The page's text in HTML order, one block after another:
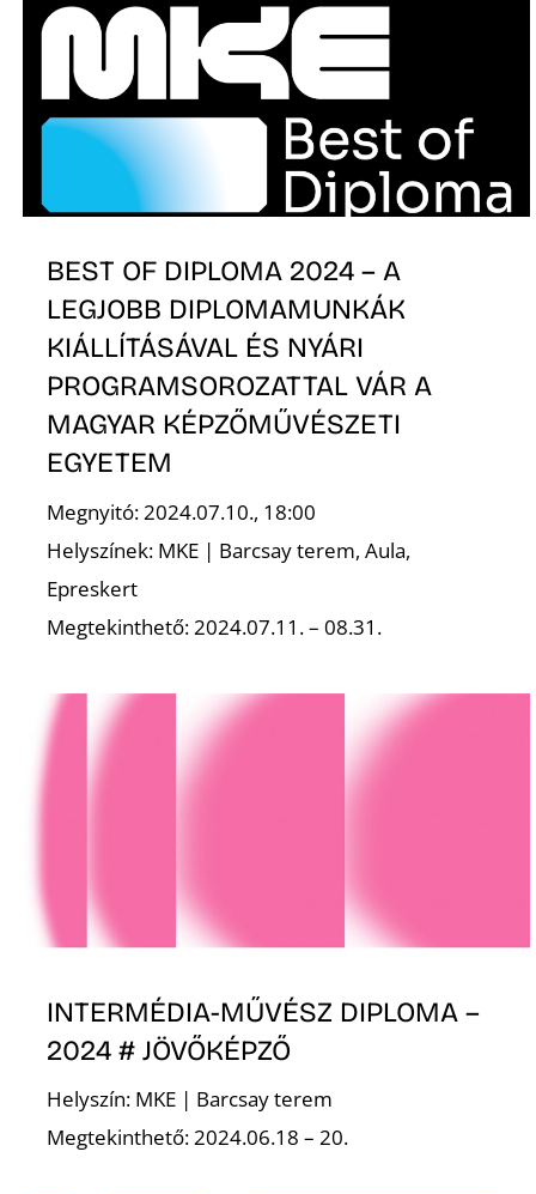
BEST OF DIPLOMA 2024 – A
LEGJOBB DIPLOMAMUNKÁK
KIÁLLÍTÁSÁVAL ÉS NYÁRI
PROGRAMSOROZATTAL VÁR A
MAGYAR KÉPZŐMŰVÉSZETI
EGYETEM
Megnyitó: 2024.07.10., 18:00
Helyszínek: MKE | Barcsay terem, Aula,
Epreskert
Megtekinthető: 2024.07.11. – 08.31.
INTERMÉDIA-MŰVÉSZ DIPLOMA –
2024 # JÖVŐKÉPZŐ
Helyszín: MKE | Barcsay terem
Megtekinthető: 2024.06.18 – 20.